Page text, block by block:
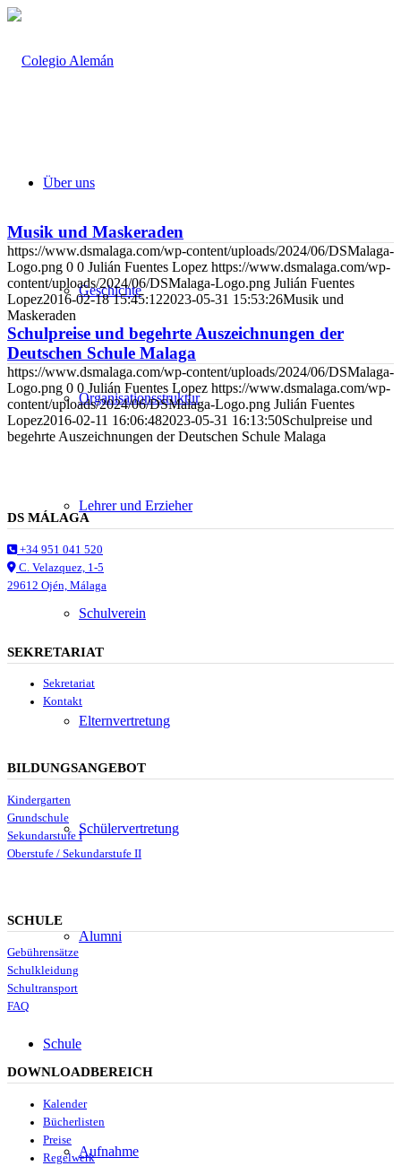
Über uns
Geschichte
Organisationsstruktur
Lehrer und Erzieher
Schulverein
Elternvertretung
Schülervertretung
Alumni
Schule
Aufnahme
Musik und Maskeraden
https://www.dsmalaga.com/wp-content/uploads/2024/06/DSMalaga-
Logo.png 0 0 Julián Fuentes Lopez https://www.dsmalaga.com/wp-
content/uploads/2024/06/DSMalaga-Logo.png Julián Fuentes
Lopez2016-02-18 15:45:122023-05-31 15:53:26Musik und
Maskeraden
Schulpreise und begehrte Auszeichnungen der
Deutschen Schule Malaga
https://www.dsmalaga.com/wp-content/uploads/2024/06/DSMalaga-
Logo.png 0 0 Julián Fuentes Lopez https://www.dsmalaga.com/wp-
content/uploads/2024/06/DSMalaga-Logo.png Julián Fuentes
Lopez2016-02-11 16:06:482023-05-31 16:13:50Schulpreise und
begehrte Auszeichnungen der Deutschen Schule Malaga
DS MÁLAGA
+34 951 041 520
C. Velazquez, 1-5
29612 Ojén, Málaga
SEKRETARIAT
Sekretariat
Kontakt
BILDUNGSANGEBOT
Kindergarten
Grundschule
Sekundarstufe I
Oberstufe / Sekundarstufe II
SCHULE
Gebührensätze
Schulkleidung
Schultransport
FAQ
DOWNLOADBEREICH
Kalender
Bücherlisten
Preise
Regelwerk